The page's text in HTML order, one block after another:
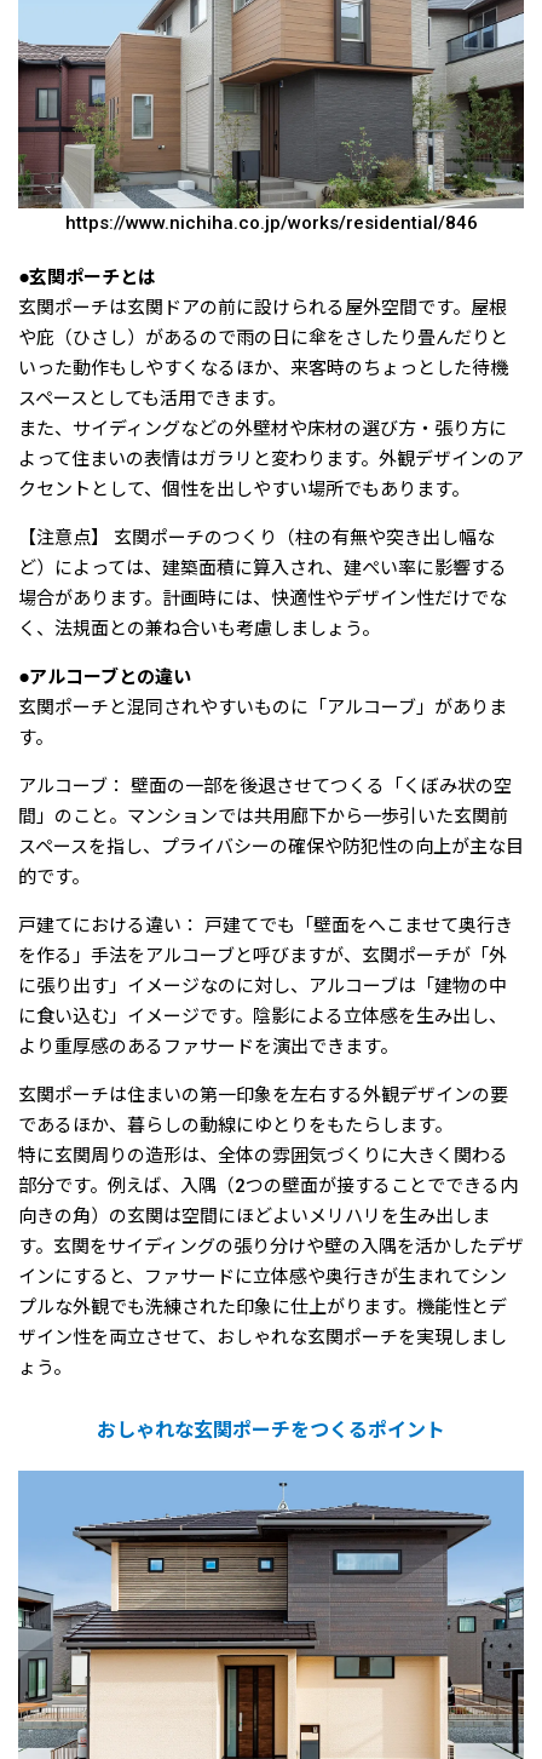
https://www.nichiha.co.jp/works/residential/846
●玄関ポーチとは
玄関ポーチは玄関ドアの前に設けられる屋外空間です。屋根
や庇（ひさし）があるので雨の日に傘をさしたり畳んだりと
いった動作もしやすくなるほか、来客時のちょっとした待機
スペースとしても活用できます。
また、サイディングなどの外壁材や床材の選び方・張り方に
よって住まいの表情はガラリと変わります。外観デザインのア
クセントとして、個性を出しやすい場所でもあります。
【注意点】 玄関ポーチのつくり（柱の有無や突き出し幅な
ど）によっては、建築面積に算入され、建ぺい率に影響する
場合があります。計画時には、快適性やデザイン性だけでな
く、法規面との兼ね合いも考慮しましょう。
●アルコーブとの違い
玄関ポーチと混同されやすいものに「アルコーブ」がありま
す。
アルコーブ： 壁面の一部を後退させてつくる「くぼみ状の空
間」のこと。マンションでは共用廊下から一歩引いた玄関前
スペースを指し、プライバシーの確保や防犯性の向上が主な目
的です。
戸建てにおける違い： 戸建てでも「壁面をへこませて奥行き
を作る」手法をアルコーブと呼びますが、玄関ポーチが「外
に張り出す」イメージなのに対し、アルコーブは「建物の中
に食い込む」イメージです。陰影による立体感を生み出し、
より重厚感のあるファサードを演出できます。
玄関ポーチは住まいの第一印象を左右する外観デザインの要
であるほか、暮らしの動線にゆとりをもたらします。
特に玄関周りの造形は、全体の雰囲気づくりに大きく関わる
部分です。例えば、入隅（2つの壁面が接することでできる内
向きの角）の玄関は空間にほどよいメリハリを生み出しま
す。玄関をサイディングの張り分けや壁の入隅を活かしたデザ
インにすると、ファサードに立体感や奥行きが生まれてシン
プルな外観でも洗練された印象に仕上がります。機能性とデ
ザイン性を両立させて、おしゃれな玄関ポーチを実現しまし
ょう。
おしゃれな玄関ポーチをつくるポイント